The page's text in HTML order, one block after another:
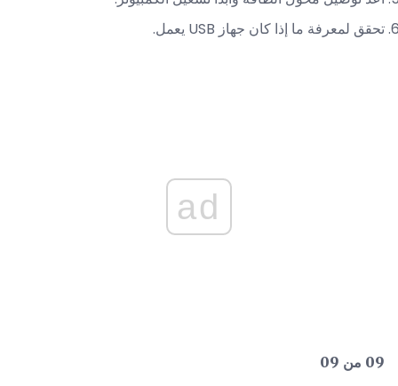
تحقق لمعرفة ما إذا كان جهاز USB يعمل.
ad
09 من 09